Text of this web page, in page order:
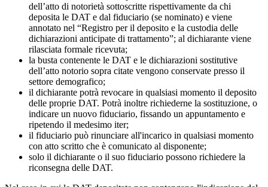
dell’atto di notorietà sottoscritte rispettivamente da chi
deposita le DAT e dal fiduciario (se nominato) e viene
annotato nel “Registro per il deposito e la custodia delle
dichiarazioni anticipate di trattamento”; al dichiarante viene
rilasciata formale ricevuta;
la busta contenente le DAT e le dichiarazioni sostitutive
dell’atto notorio sopra citate vengono conservate presso il
settore demografico;
il dichiarante potrà revocare in qualsiasi momento il deposito
delle proprie DAT. Potrà inoltre richiederne la sostituzione, o
indicare un nuovo fiduciario, fissando un appuntamento e
ripetendo il medesimo iter;
il fiduciario può rinunciare all'incarico in qualsiasi momento
con atto scritto che è comunicato al disponente;
solo il dichiarante o il suo fiduciario possono richiedere la
riconsegna delle DAT.